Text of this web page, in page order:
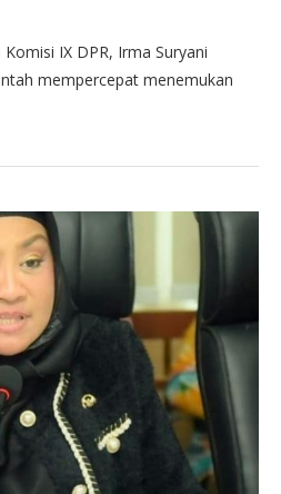
IX DPR, Irma Suryani
mempercepat menemukan